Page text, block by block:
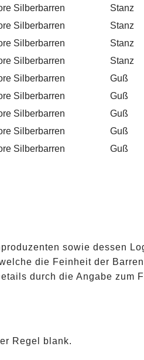
Silberbarren Stanz
Silberbarren Stanz
Silberbarren Stanz
Silberbarren Stanz
Silberbarren Guß
Silberbarren Guß
Silberbarren Guß
Silberbarren Guß
Silberbarren Guß
sowie dessen
die Feinheit der
durch die Angabe zum
Regel blank.